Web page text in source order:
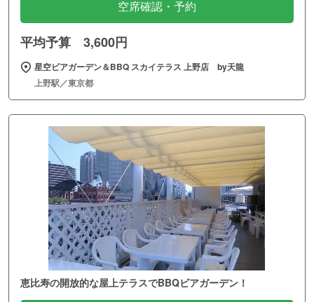
空席確認・予約
平均予算 3,600円
星空ビアガーデン＆BBQ スカイテラス 上野店 by天龍
上野駅／東京都
恵比寿の開放的な屋上テラスでBBQビアガーデン！